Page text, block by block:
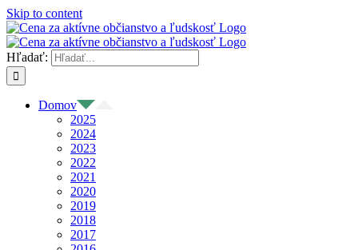
Skip to content
Hľadať:
Domov
2025
2024
2023
2022
2021
2020
2019
2018
2017